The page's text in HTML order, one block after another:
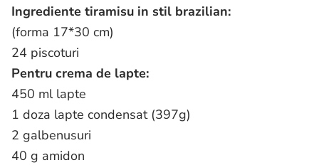
Ingrediente tiramisu in stil brazilian:
(forma 17*30 cm)
24 piscoturi
Pentru crema de lapte:
450 ml lapte
1 doza lapte condensat (397g)
2 galbenusuri
40 g amidon